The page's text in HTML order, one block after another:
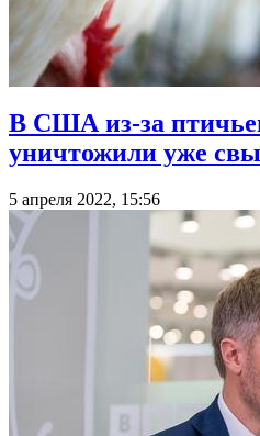
В США из-за
уничтожили уже
5 апреля 2022, 15:56